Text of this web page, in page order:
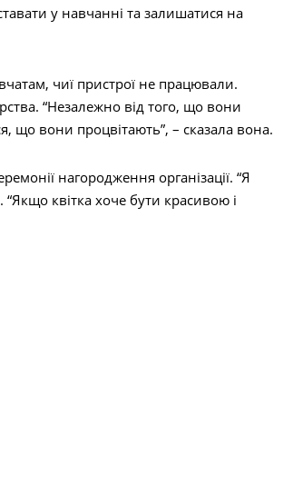
у навчанні та залишатися на
чиї пристрої не працювали.
“Незалежно від того, що вони
що вони процвітають”, – сказала вона.
нагородження організації. “Я
квітка хоче бути красивою і